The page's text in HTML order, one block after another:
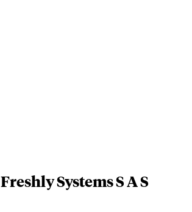
Freshly Systems S A S